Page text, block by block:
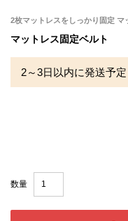
2枚マットレスをしっかり固定
マットレス固定ベルト
2～3日以内に発送予